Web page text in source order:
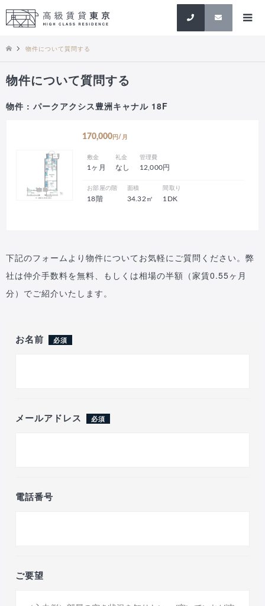
検索
物件について質問する
物件について質問する
物件 : パークアクシス豊洲キャナル 18F
170,000 円/月
敷金
1ヶ月
礼金
なし
管理費
12,000円
お部屋の階
18階
面積
34.32㎡
間取り
1DK
下記のフォームより物件についてお気軽にご質問ください。弊
社は仲介手数料を無料、もしくは相場の半額（家賃0.55ヶ月
分）でご紹介いたします。
お名前 必須
メールアドレス 必須
電話番号
ご要望